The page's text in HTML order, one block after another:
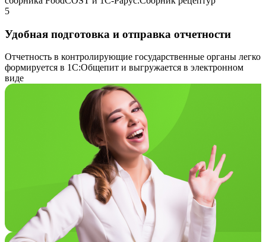
5
Удобная подготовка и отправка отчетности
Отчетность в контролирующие государственные органы легко
формируется в 1С:Общепит и выгружается в электронном
виде